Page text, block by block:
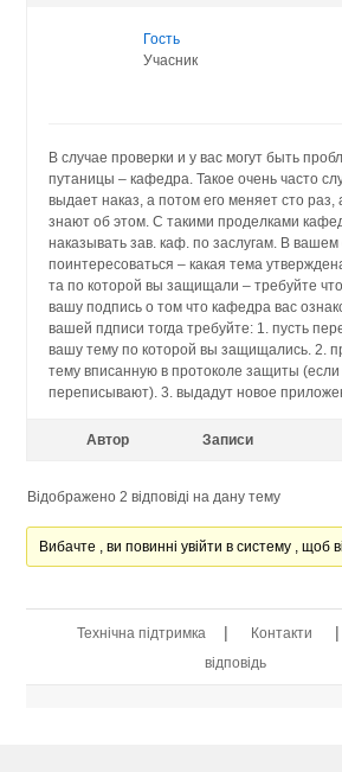
Гость
Учасник
В случае проверки и у вас могут быть
путаницы – кафедра. Такое очень часто
выдает наказ, а потом его меняет сто
знают об этом. С такими проделками
наказывать зав. каф. по заслугам. В
поинтересоваться – какая тема
та по которой вы защищали – требуйте
вашу подпись о том что кафедра вас
вашей пдписи тогда требуйте: 1. пусть
вашу тему по которой вы защищались. 2.
тему вписанную в протоколе защиты
переписывают). 3. выдадут новое
Автор Записи
Відображено 2 відповіді на дану тему
Вибачте , ви повинні увійти в систему , щоб
Технічна підтримка | Контакти |
відповідь